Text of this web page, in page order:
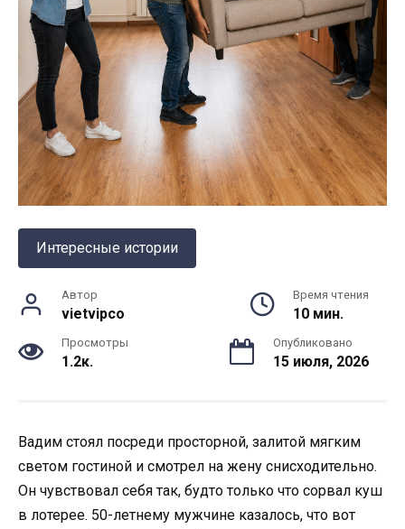
Интересные истории
Автор
vietvipco
Время чтения
10 мин.
Просмотры
1.2к.
Опубликовано
15 июля, 2026
Вадим стоял посреди просторной, залитой мягким
светом гостиной и смотрел на жену снисходительно.
Он чувствовал себя так, будто только что сорвал куш
в лотерее. 50-летнему мужчине казалось, что вот